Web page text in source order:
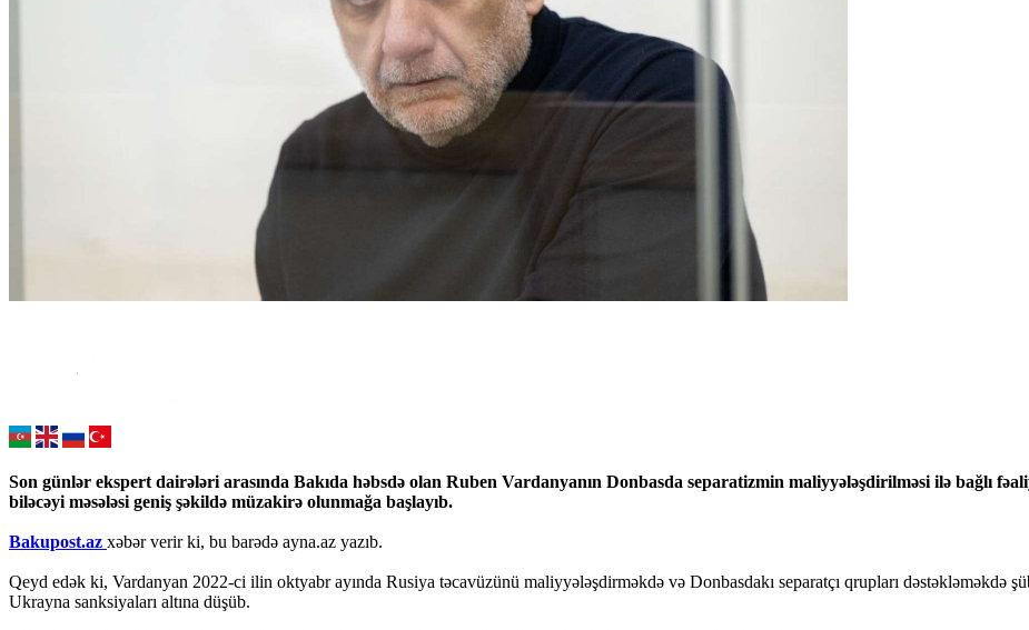
Son günlər ekspert dairələri arasında Bakıda həbsdə olan Ruben Vardanyanın Donbasda separatizmin maliyyələşdirilməsi ilə bağlı
biləcəyi məsələsi geniş şəkildə müzakirə olunmağa başlayıb.
Bakupost.az xəbər verir ki, bu barədə ayna.az yazıb.
Qeyd edək ki, Vardanyan 2022-ci ilin oktyabr ayında Rusiya təcavüzünü maliyyələşdirməkdə və Donbasdakı separatçı qrupları dəstəkləməkdə
Ukrayna sanksiyaları altına düşüb.